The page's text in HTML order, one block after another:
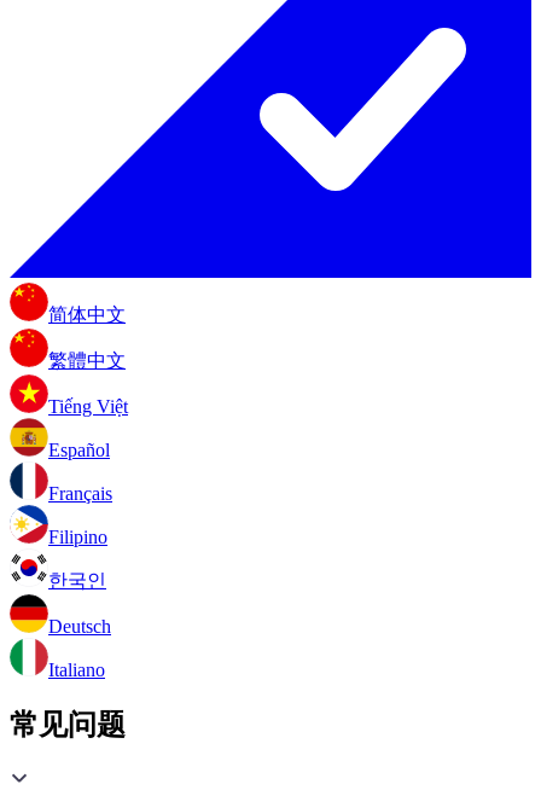
简体中文
繁體中文
Tiếng Việt
Español
Français
Filipino
한국인
Deutsch
Italiano
常见问题